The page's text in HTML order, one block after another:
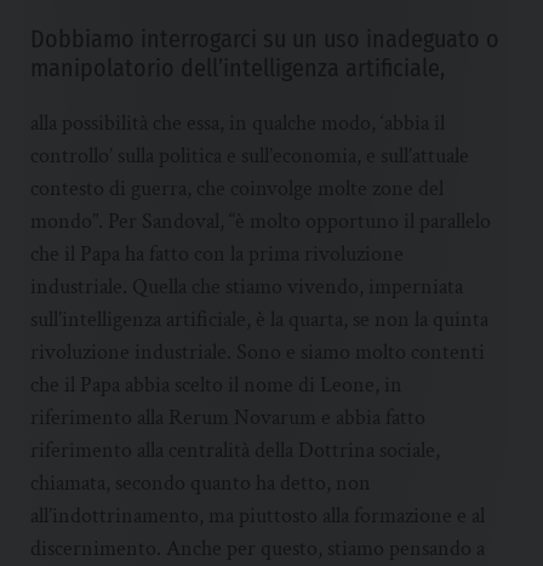
Dobbiamo interrogarci su un uso inadeguato o
manipolatorio dell’intelligenza artificiale,
alla possibilità che essa, in qualche modo, ‘abbia il
controllo’ sulla politica e sull’economia, e sull’attuale
contesto di guerra, che coinvolge molte zone del
mondo”. Per Sandoval, “è molto opportuno il parallelo
che il Papa ha fatto con la prima rivoluzione
industriale. Quella che stiamo vivendo, imperniata
sull’intelligenza artificiale, è la quarta, se non la quinta
rivoluzione industriale. Sono e siamo molto contenti
che il Papa abbia scelto il nome di Leone, in
riferimento alla Rerum Novarum e abbia fatto
riferimento alla centralità della Dottrina sociale,
chiamata, secondo quanto ha detto, non
all’indottrinamento, ma piuttosto alla formazione e al
discernimento. Anche per questo, stiamo pensando a